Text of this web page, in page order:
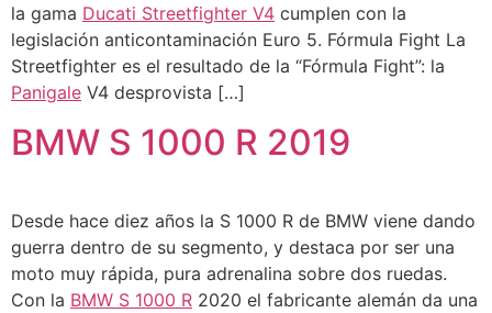
la gama Ducati Streetfighter V4 cumplen con la
legislación anticontaminación Euro 5. Fórmula Fight La
Streetfighter es el resultado de la “Fórmula Fight”: la
Panigale V4 desprovista […]
BMW S 1000 R 2019
Desde hace diez años la S 1000 R de BMW viene dando
guerra dentro de su segmento, y destaca por ser una
moto muy rápida, pura adrenalina sobre dos ruedas.
Con la BMW S 1000 R 2020 el fabricante alemán da una